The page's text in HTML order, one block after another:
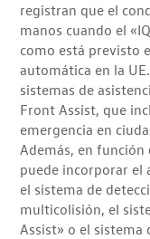
registran que el
manos cuando el
como está previsto
automática en la
sistemas de
Front Assist, que
emergencia en
Además, en
puede incorporar el
el sistema de
multicolisión, el
Assist» o el